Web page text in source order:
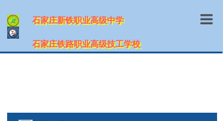
石家庄新铁职业高级中学
石家庄铁路职业高级技工学校